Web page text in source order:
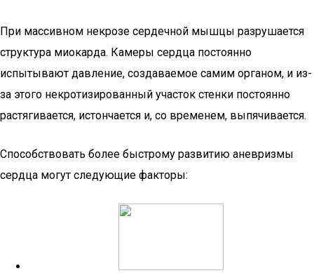
При массивном некрозе сердечной мышцы разрушается
структура миокарда. Камеры сердца постоянно
испытывают давление, создаваемое самим органом, и из-
за этого некротизированный участок стенки постоянно
растягивается, истончается и, со временем, выпячивается.
Способствовать более быстрому развитию аневризмы
сердца могут следующие факторы: